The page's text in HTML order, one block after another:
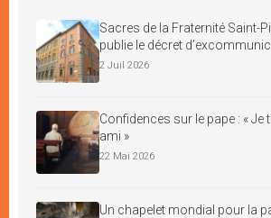
Sacres de la Fraternité Saint-
publie le décret
2 Juil 2026
Confidences sur le pape : « Je
ami »
22 Mai 2026
Un chapelet mondial pour la